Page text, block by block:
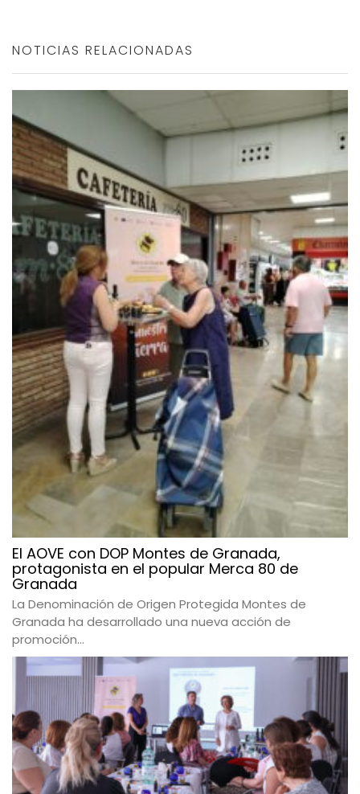
NOTICIAS RELACIONADAS
El AOVE con DOP Montes de Granada,
protagonista en el popular Merca 80 de
Granada
La Denominación de Origen Protegida Montes de
Granada ha desarrollado una nueva acción de
promoción...